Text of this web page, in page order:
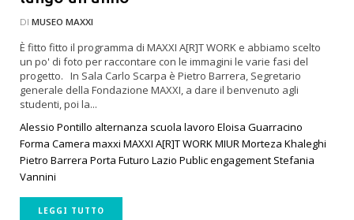
DI MUSEO MAXXI
È fitto fitto il programma di MAXXI A[R]T WORK e abbiamo scelto
un po' di foto per raccontare con le immagini le varie fasi del
progetto. In Sala Carlo Scarpa è Pietro Barrera, Segretario
generale della Fondazione MAXXI, a dare il benvenuto agli
studenti, poi la...
Alessio Pontillo alternanza scuola lavoro Eloisa Guarracino
Forma Camera maxxi MAXXI A[R]T WORKMIURMorteza Khaleghi
Pietro Barrera Porta Futuro Lazio Public engagement Stefania
Vannini
LEGGI TUTTO